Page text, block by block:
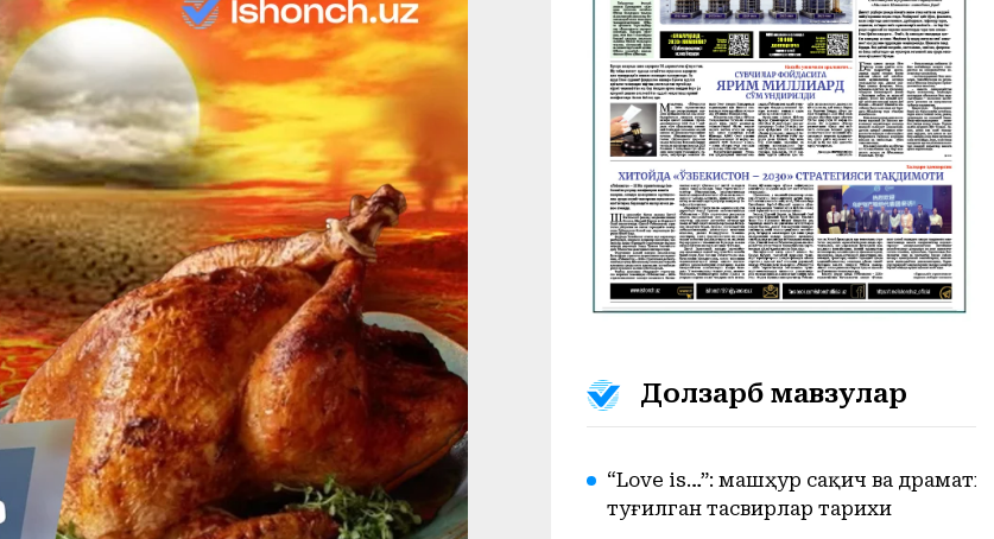
Долзарб мавзулар
“Love is…”: машҳур сақич ва
туғилган тасвирлар тарихи